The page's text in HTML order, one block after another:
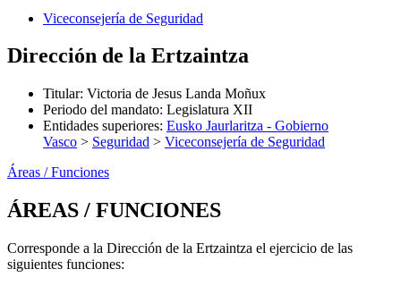
Viceconsejería de Seguridad
Dirección de la Ertzaintza
Titular: Victoria de Jesus Landa Moñux
Periodo del mandato: Legislatura XII
Entidades superiores: Eusko Jaurlaritza - Gobierno
Vasco > Seguridad > Viceconsejería de Seguridad
Áreas / Funciones
ÁREAS / FUNCIONES
Corresponde a la Dirección de la Ertzaintza el ejercicio de las
siguientes funciones: